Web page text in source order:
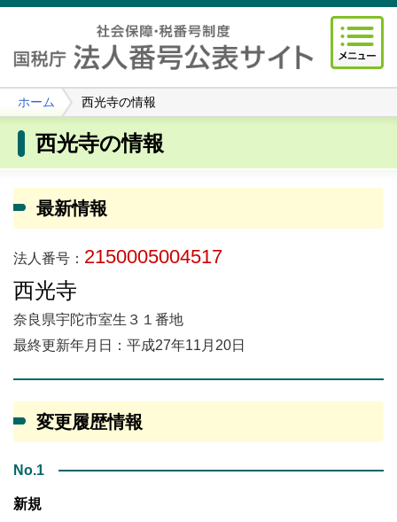
ホーム 西光寺の情報
西光寺の情報
最新情報
法人番号： 2150005004517
西光寺
奈良県宇陀市室生３１番地
最終更新年月日：平成27年11月20日
変更履歴情報
No.1
新規